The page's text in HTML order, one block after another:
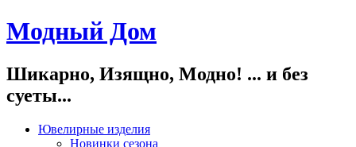
Модный Дом
Шикарно, Изящно, Модно! ... и без
суеты...
Ювелирные изделия
Новинки сезона